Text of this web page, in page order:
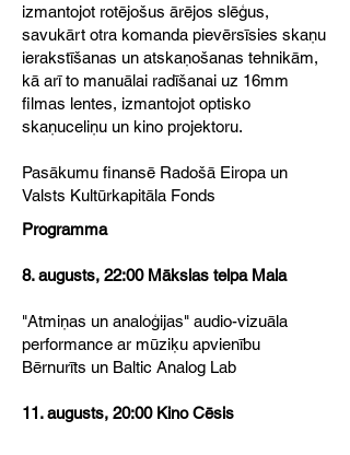
izmantojot rotējošus ārējos slēģus,
savukārt otra komanda pievērsīsies skaņu
ierakstīšanas un atskaņošanas tehnikām,
kā arī to manuālai radīšanai uz 16mm
filmas lentes, izmantojot optisko
skaņuceliņu un kino projektoru.
Pasākumu finansē Radošā Eiropa un
Valsts Kultūrkapitāla Fonds
Programma
8. augusts, 22:00 Mākslas telpa Mala
"Atmiņas un analoģijas" audio-vizuāla
performance ar mūziķu apvienību
Bērnurīts un Baltic Analog Lab
11. augusts, 20:00 Kino Cēsis